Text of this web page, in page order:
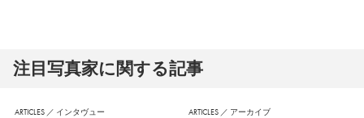
注⽬写真家に関する記事
ARTICLES ／ インタヴュー ARTICLES ／ アーカイブ